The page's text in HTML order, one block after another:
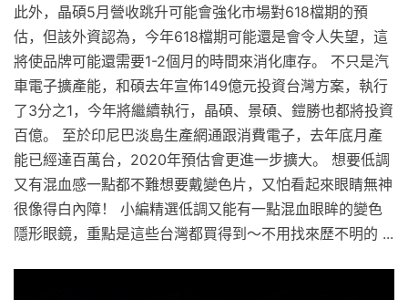
此外，晶碩5月營收跳升可能會強化市場對618檔期的預
估，但該外資認為，今年618檔期可能還是會令人失望，這
將使品牌可能還需要1-2個月的時間來消化庫存。 不只是汽
車電子擴產能，和碩去年宣佈149億元投資台灣方案，執行
了3分之1，今年將繼續執行，晶碩、景碩、鎧勝也都將投資
百億。 至於印尼巴淡島生產網通跟消費電子，去年底月產
能已經達百萬台，2020年預估會更進一步擴大。 想要低調
又有混血感一點都不難想要戴變色片，又怕看起來眼睛無神
很像得白內障！ 小編精選低調又能有一點混血眼眸的變色
隱形眼鏡，重點是這些台灣都買得到～不用找來歷不明的 ...